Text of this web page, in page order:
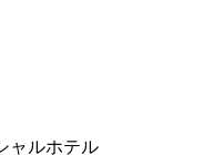
ャルホテル